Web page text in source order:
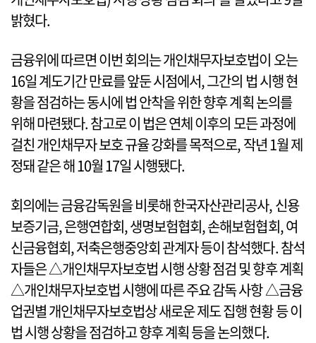
밝혔다.
금융위에 따르면 이번 회의는 개인채무자보호법이 오는
16일 계도기간 만료를 앞둔 시점에서, 그간의 법 시행 현
황을 점검하는 동시에 법 안착을 위한 향후 계획 논의를
위해 마련됐다. 참고로 이 법은 연체 이후의 모든 과정에
걸친 개인채무자 보호 규율 강화를 목적으로, 작년 1월 제
정돼 같은 해 10월 17일 시행됐다.
회의에는 금융감독원을 비롯해 한국자산관리공사, 신용
보증기금, 은행연합회, 생명보험협회, 손해보험협회, 여
신금융협회, 저축은행중앙회 관계자 등이 참석했다. 참석
자들은 △개인채무자보호법 시행 상황 점검 및 향후 계획
△개인채무자보호법 시행에 따른 주요 감독 사항 △금융
업권별 개인채무자보호법상 새로운 제도 집행 현황 등 이
법 시행 상황을 점검하고 향후 계획 등을 논의했다.